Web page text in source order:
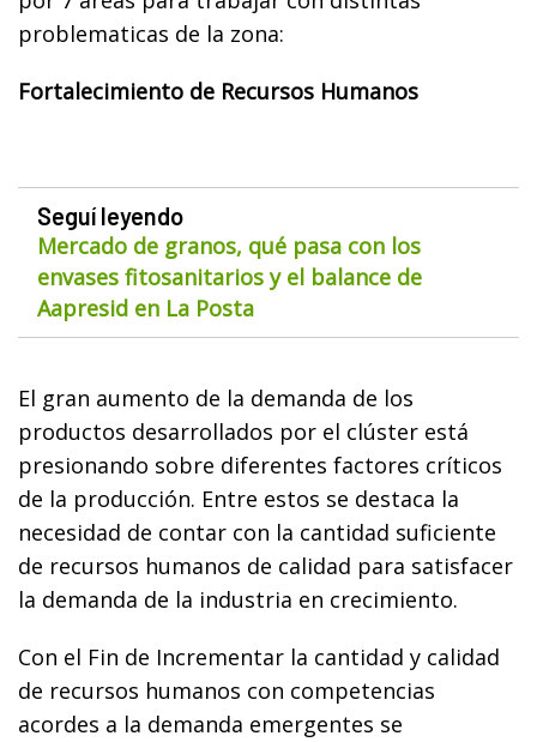
problematicas de la zona:
Fortalecimiento de Recursos Humanos
Seguí leyendo
Mercado de granos, qué pasa con los
envases fitosanitarios y el balance de
Aapresid en La Posta
El gran aumento de la demanda de los
productos desarrollados por el clúster está
presionando sobre diferentes factores críticos
de la producción. Entre estos se destaca la
necesidad de contar con la cantidad suficiente
de recursos humanos de calidad para satisfacer
la demanda de la industria en crecimiento.
Con el Fin de Incrementar la cantidad y calidad
de recursos humanos con competencias
acordes a la demanda emergentes se